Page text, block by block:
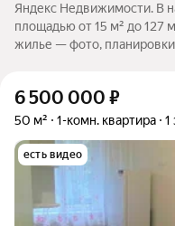
Яндекс Недвижимости. В
площадью от 15 м² до 127
жилье — фото, планировки
6 500 000 ₽
50 м² 1-комн. квартира 1
есть видео